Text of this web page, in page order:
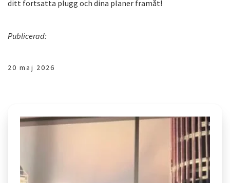
ditt fortsatta plugg och dina planer framåt!
Publicerad:
20 maj 2026